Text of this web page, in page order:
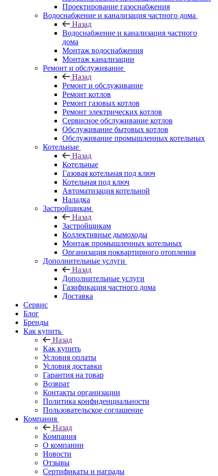
Проектирование газоснабжения
Водоснабжение и канализация частного дома
Назад
Водоснабжение и канализация частного
дома
Монтаж водоснабжения
Монтаж канализации
Ремонт и обслуживание
Назад
Ремонт и обслуживание
Ремонт котлов
Ремонт газовых котлов
Ремонт электрических котлов
Сервисное обслуживание котлов
Обслуживание бытовых котлов
Обслуживание промышленных котельных
Котельные
Назад
Котельные
Газовая котельная под ключ
Котельная под ключ
Автоматизация котельной
Наладка
Застройщикам
Назад
Застройщикам
Коллективные дымоходы
Монтаж промышленных котельных
Организация поквартирного отопления
Дополнительные услуги
Назад
Дополнительные услуги
Газификация частного дома
Доставка
Сервис
Блог
Бренды
Как купить
Назад
Как купить
Условия оплаты
Условия доставки
Гарантия на товар
Возврат
Контакты организации
Политика конфиденциальности
Пользовательское соглашение
Компания
Назад
Компания
О компании
Новости
Отзывы
Сертификаты и награды